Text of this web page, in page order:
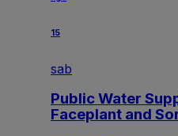
15
sab
Public Water
Faceplant and